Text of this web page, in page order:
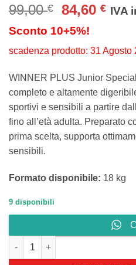
99,00€
Il
prezzo
originale
era:
84,60€Il
è:
IVA
Sconto 10+5%!
scadenza prodotto: 31 Agosto
WINNER PLUS Junior
completo e altamente
sportivi e sensibili a partire
fino all’età adulta. Preparato
prima scelta, supporta
sensibili.
Formato disponibile: 18 kg
9 disponibili
WINNER PLUS Junior Special